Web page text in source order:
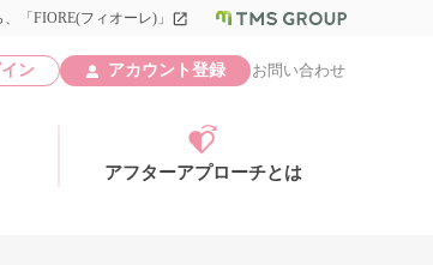
「FIORE(フィオーレ)」 launch
ン アカウント登録 お問い合わせ
アフターアプローチとは